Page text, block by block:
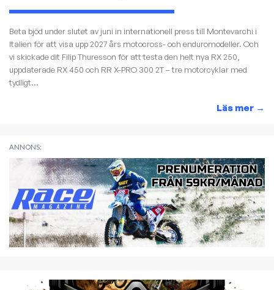
Beta bjöd under slutet av juni in internationell press till Montevarchi i
Italien för att visa upp 2027 års motocross- och enduromodeller. Och
vi skickade dit Filip Thuresson för att testa den helt nya RX 250,
uppdaterade RX 450 och RR X-PRO 300 2T – tre motorcyklar med
tydligt...
Läs mer →
ANNONS: